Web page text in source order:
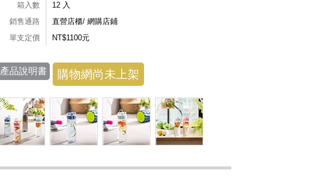
箱入數
12 入
銷售通路
直營店櫃/ 網購店鋪
單支定價
NT$1100元
產品說明書 購物網尚未上架